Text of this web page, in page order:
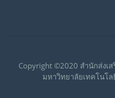
Copyright ©2020 สำนักส่งเ
มหาวิทยาลัยเทคโนโ